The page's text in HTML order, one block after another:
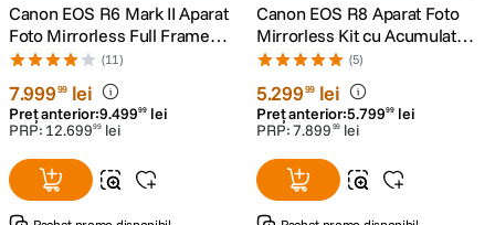
9 insta 360
10 . godox
Canon EOS R6 Mark II Aparat
Foto Mirrorless Full Frame
24.2MP Body Negru
(11)
7.99999 lei
Preț anterior:9.49999 lei
PRP: 12.69999 lei
Canon EOS R8 Aparat Foto
Mirrorless Kit cu Acumulator
LP-E17
(5)
5.29999 lei
Preț anterior:5.79999 lei
PRP:7.899 99 lei